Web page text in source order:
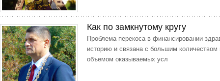
Как по замкнутому кругу
Проблема перекоса в финансировании
историю и связана с большим
объемом оказываемых усл